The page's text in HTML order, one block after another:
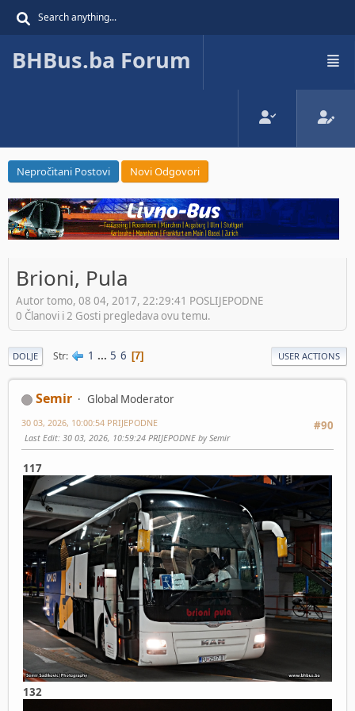
BHBus.ba Forum
Nepročitani Postovi Novi Odgovori
Brioni, Pula
Autor tomo, 08 04, 2017, 22:29:41 POSLIJEPODNE
0 Članovi i 2 Gosti pregledava ovu temu.
DOLJE Str 1 ... 5 6 7 USER ACTIONS
Semir
Global Moderator
#90
30 03, 2026, 10:00:54 PRIJEPODNE
Last Edit: 30 03, 2026, 10:59:24 PRIJEPODNE by Semir
117
132